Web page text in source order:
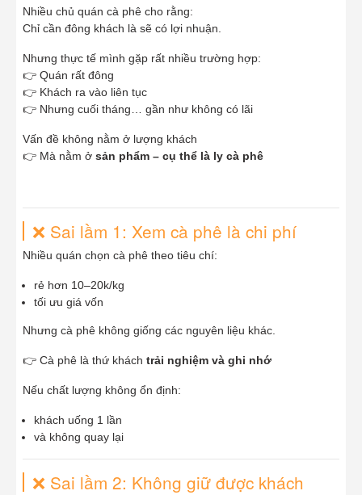
Nhiều chủ quán cà phê cho rằng:
Chỉ cần đông khách là sẽ có lợi nhuận.
Nhưng thực tế mình gặp rất nhiều trường hợp:
👉 Quán rất đông
👉 Khách ra vào liên tục
👉 Nhưng cuối tháng… gần như không có lãi
Vấn đề không nằm ở lượng khách
👉 Mà nằm ở sản phẩm – cụ thể là ly cà phê
❌ Sai lầm 1: Xem cà phê là chi phí
Nhiều quán chọn cà phê theo tiêu chí:
rẻ hơn 10–20k/kg
tối ưu giá vốn
Nhưng cà phê không giống các nguyên liệu khác.
👉 Cà phê là thứ khách trải nghiệm và ghi nhớ
Nếu chất lượng không ổn định:
khách uống 1 lần
và không quay lại
❌ Sai lầm 2: Không giữ được khách